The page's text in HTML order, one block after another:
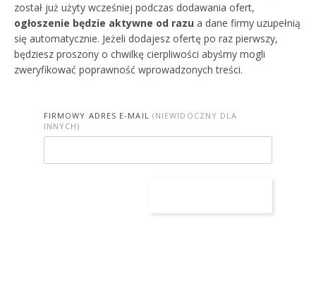
został już użyty wcześniej podczas dodawania ofert,
ogłoszenie będzie aktywne od razu a dane firmy uzupełnią
się automatycznie. Jeżeli dodajesz ofertę po raz pierwszy,
będziesz proszony o chwilkę cierpliwości abyśmy mogli
zweryfikować poprawność wprowadzonych treści.
FIRMOWY ADRES E-MAIL (NIEWIDOCZNY DLA
INNYCH)